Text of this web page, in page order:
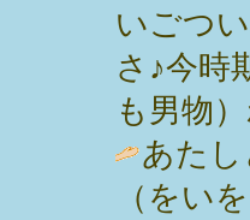
いごつ
さ♪今時
も男物
あた
（をい